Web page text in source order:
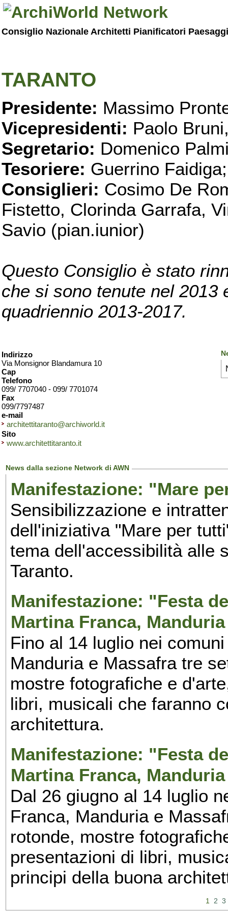
Consiglio Nazionale Architetti Pianificatori
TARANTO
Presidente: Massimo
Vicepresidenti: Paolo
Segretario: Domenico
Tesoriere: Guerrino Faidiga;
Consiglieri: Cosimo De
Fistetto, Clorinda Garrafa,
Savio (pian.iunior)
Questo Consiglio è stato
che si sono tenute nel 2013
quadriennio 2013-2017.
Indirizzo
Via Monsignor Blandamura 10
Cap
Telefono
099/ 7707040 - 099/ 7701074
Fax
099/7797487
e-mail
architettitaranto@archiworld.it
Sito
www.architettitaranto.it
News dalla sezione Network di AWN
Manifestazione: "Mare
Sensibilizzazione e
dell'iniziativa "Mare per
tema dell'accessibilità alle
Taranto.
Manifestazione: "Festa
Martina Franca,
Fino al 14 luglio nei
Manduria e Massafra tre
mostre fotografiche e
libri, musicali che faranno
architettura.
Manifestazione: "Festa
Martina Franca,
Dal 26 giugno al 14 luglio
Franca, Manduria e
rotonde, mostre
presentazioni di libri,
principi della buona
1 2 3